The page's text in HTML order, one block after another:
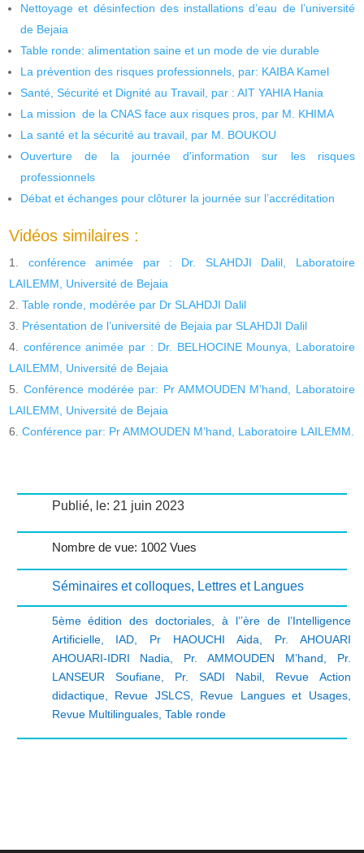
Nettoyage et désinfection des installations d’eau de l’université
de Bejaia
Table ronde: alimentation saine et un mode de vie durable
La prévention des risques professionnels, par: KAIBA Kamel
Santé, Sécurité et Dignité au Travail, par : AIT YAHIA Hania
La mission de la CNAS face aux risques pros, par M. KHIMA
La santé et la sécurité au travail, par M. BOUKOU
Ouverture de la journée d’information sur les risques
professionnels
Débat et échanges pour clôturer la journée sur l’accréditation
Vidéos similaires :
conférence animée par : Dr. SLAHDJI Dalil, Laboratoire
LAILEMM, Université de Bejaia
Table ronde, modérée par Dr SLAHDJI Dalil
Présentation de l’université de Bejaia par SLAHDJI Dalil
conférence animée par : Dr. BELHOCINE Mounya, Laboratoire
LAILEMM, Université de Bejaia
Conférence modérée par: Pr AMMOUDEN M’hand, Laboratoire
LAILEMM, Université de Bejaia
Conférence par: Pr AMMOUDEN M’hand, Laboratoire LAILEMM.
Publié, le: 21 juin 2023
Nombre de vue: 1002 Vues
Séminaires et colloques, Lettres et Langues
5ème édition des doctoriales
à l’’ère de l’Intelligence
Artificielle, IAD Pr HAOUCHI Aida
Pr. AHOUARI
AHOUARI-IDRI Nadia
Pr. AMMOUDEN M’hand
Pr.
LANSEUR Soufiane, Pr. SADI Nabil
Revue Action
didactique, Revue JSLCS, Revue Langues et Usages,
Revue Multilinguales, Table ronde